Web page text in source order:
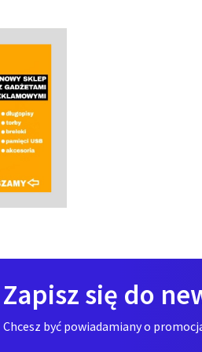
Zapisz się do
Chcesz być powiadamiany o